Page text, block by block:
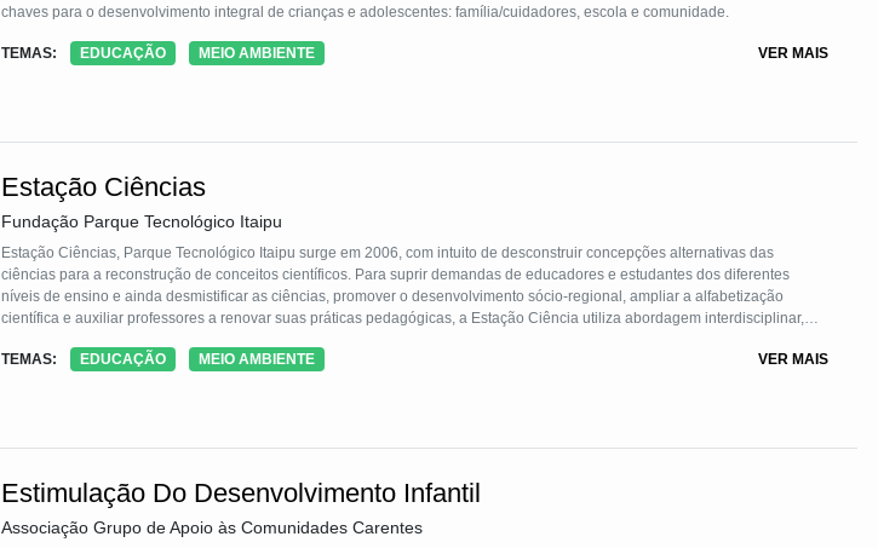
chaves para o desenvolvimento integral de crianças e adolescentes: família/cuidadores, escola e comunidade.
TEMAS: EDUCAÇÃO MEIO AMBIENTE VER MAIS
Estação Ciências
Fundação Parque Tecnológico Itaipu
Estação Ciências, Parque Tecnológico Itaipu surge em 2006, com intuito de desconstruir concepções alternativas das
ciências para a reconstrução de conceitos científicos. Para suprir demandas de educadores e estudantes dos diferentes
níveis de ensino e ainda desmistificar as ciências, promover o desenvolvimento sócio-regional, ampliar a alfabetização
científica e auxiliar professores a renovar suas práticas pedagógicas, a Estação Ciência utiliza abordagem interdisciplinar,
ciências sendo física, matemática, biologia, informática, água, literatura e saúde.
TEMAS: EDUCAÇÃO MEIO AMBIENTE VER MAIS
Estimulação Do Desenvolvimento Infantil
Associação Grupo de Apoio às Comunidades Carentes